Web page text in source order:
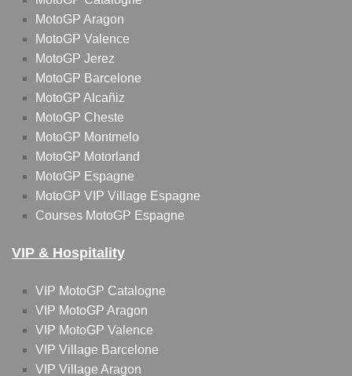
MotoGP Aragon
MotoGP Valence
MotoGP Jerez
MotoGP Barcelone
MotoGP Alcañiz
MotoGP Cheste
MotoGP Montmelo
MotoGP Motorland
MotoGP Espagne
MotoGP VIP Village Espagne
Courses MotoGP Espagne
VIP & Hospitality
VIP MotoGP Catalogne
VIP MotoGP Aragon
VIP MotoGP Valence
VIP Village Barcelone
VIP Village Aragon